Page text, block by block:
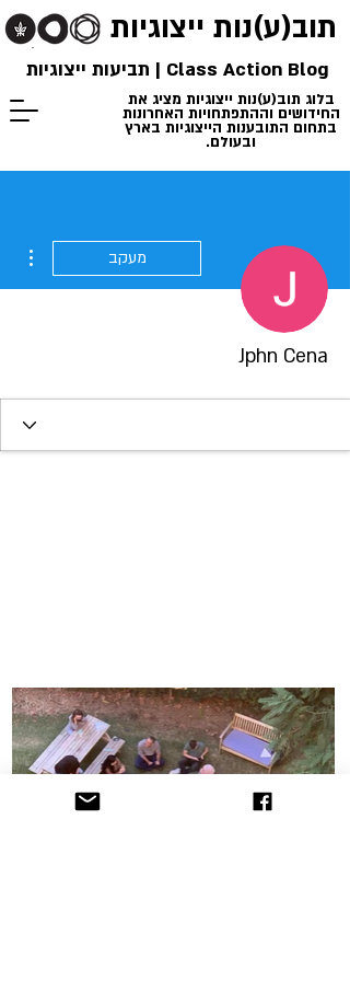
תוב(ע)נות ייצוגיות
בלוג תוב(ע)נות ייצוגיות מציג את
החידושים וההתפתחויות האחרונות
בתחום התובענות הייצוגיות בארץ
ובעולם.
Class Action Blog | תביעות ייצוגיות
מעקב
Jphn Cena